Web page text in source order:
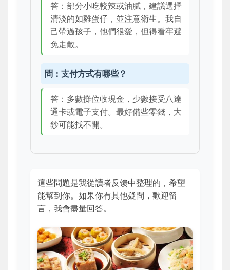
答：部分小吃較辣或油膩，建議選擇
清淡的如雞蛋仔，並注意衛生。我自
己帶過孩子，他們很愛，但得看牢避
免走散。
問：支付方式有哪些？
答：多數攤位收現金，少數接受八達
通卡或電子支付。最好備些零錢，大
鈔可能找不開。
這些問題是我從讀者反馈中整理的，希望
能幫到你。如果你有其他疑問，歡迎留
言，我會盡量回答。